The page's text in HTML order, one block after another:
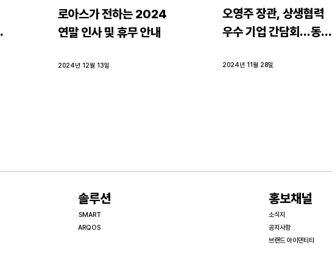
로아스가 전하는 2024
연말 인사 및 휴무 안내
2024년 12월 13일
오영주 장관, 상생협력
우수 기업 간담회…동반
2024년 11월 28일
​솔루션
ARQOS
SMART
홍보채널
소식지
공지사항
브랜드 아이덴티티